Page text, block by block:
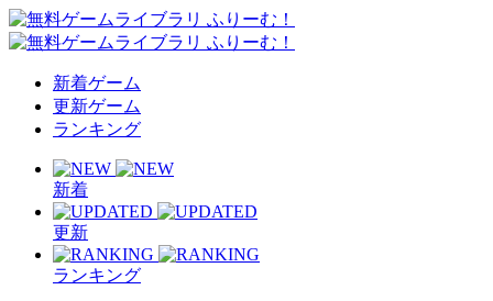
新着ゲーム
更新ゲーム
ランキング
新着
更新
ランキング